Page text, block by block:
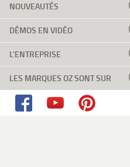
NOUVEAUTÉS
DÉMOS EN VIDÉO
L'ENTREPRISE
LES MARQUES OZ SONT SUR